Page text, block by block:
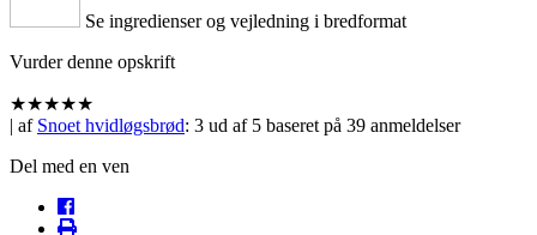
Se ingredienser og vejledning i bredformat
Vurder denne opskrift
★★★★★
| af Snoet hvidløgsbrød: 3 ud af 5 baseret på 39 anmeldelser
Del med en ven